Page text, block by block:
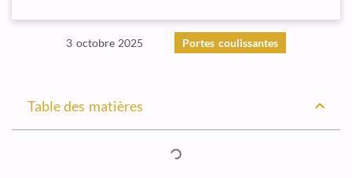
3 octobre 2025 Portes coulissantes
Table des matières